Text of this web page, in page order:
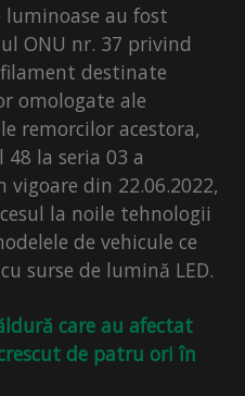
luminoase au fost
ONU nr. 37 privind
destinate
omologate ale
remorcilor acestora,
la seria 03 a
din 22.06.2022,
la noile tehnologii
de vehicule ce
surse de lumină LED.
care au afectat
de patru ori în